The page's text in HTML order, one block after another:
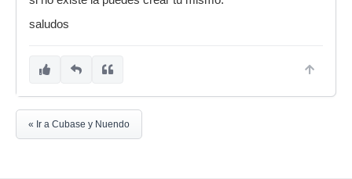
saludos
« Ir a Cubase y Nuendo